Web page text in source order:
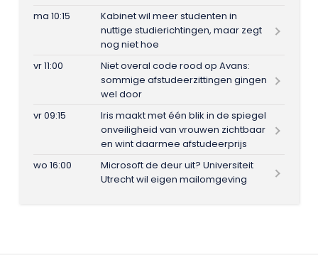
ma 10:15
Kabinet wil meer studenten in
nuttige studierichtingen, maar zegt
nog niet hoe
vr 11:00
Niet overal code rood op Avans:
sommige afstudeerzittingen gingen
wel door
vr 09:15
Iris maakt met één blik in de spiegel
onveiligheid van vrouwen zichtbaar
en wint daarmee afstudeerprijs
wo 16:00
Microsoft de deur uit? Universiteit
Utrecht wil eigen mailomgeving